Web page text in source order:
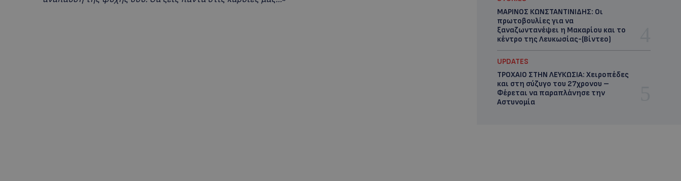
ΜΑΡΙΝΟΣ ΚΩΝΣΤΑΝΤΙΝΙΔΗΣ: Οι
πρωτοβουλίες για να
ξαναζωντανέψει η Μακαρίου και το
κέντρο της Λευκωσίας-(Βίντεο)
UPDATES
ΤΡΟΧΑΙΟ ΣΤΗΝ ΛΕΥΚΩΣΙΑ: Χειροπέδες
και στη σύζυγο του 27χρονου –
Φέρεται να παραπλάνησε την
Αστυνομία